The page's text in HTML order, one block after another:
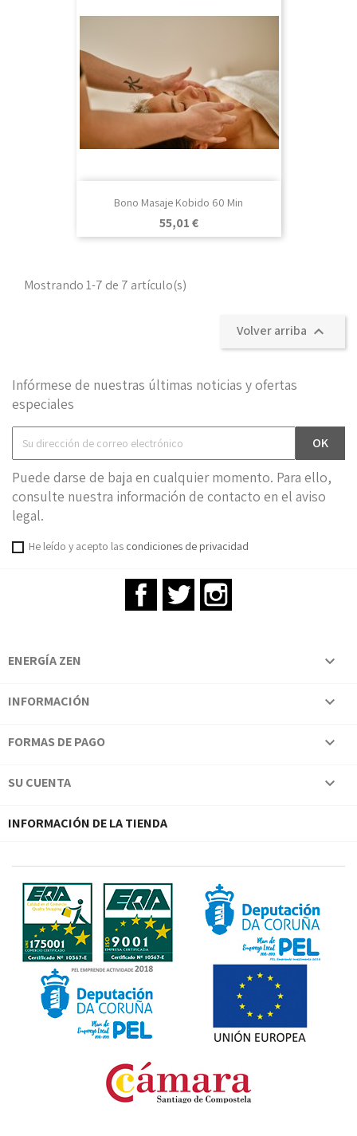
Bono Masaje Kobido 60 Min
Precio
55,01 €
Mostrando 1-7 de 7 artículo(s)
Volver arriba 
Infórmese de nuestras últimas noticias y ofertas
especiales
Puede darse de baja en cualquier momento. Para ello,
consulte nuestra información de contacto en el aviso
legal.
He leído y acepto las condiciones de privacidad
FacebookTwitter
ENERGÍA ZEN 
INFORMACIÓN 
FORMAS DE PAGO 
SU CUENTA 
INFORMACIÓN DE LA TIENDA